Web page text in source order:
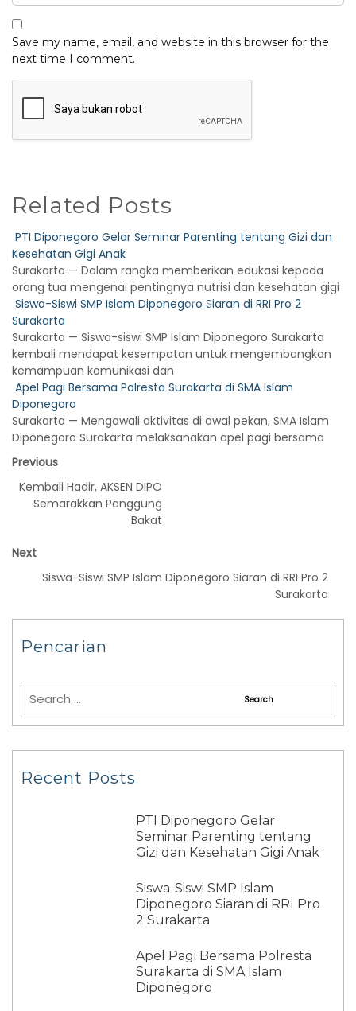
Save my name, email, and website in this browser for the
next time I comment.
Related Posts
PTI Diponegoro Gelar Seminar Parenting tentang Gizi dan
Kesehatan Gigi Anak
Surakarta — Dalam rangka memberikan edukasi kepada
orang tua mengenai pentingnya nutrisi dan kesehatan gigi
Siswa-Siswi SMP Islam Diponegoro Siaran di RRI Pro 2
Surakarta
Surakarta — Siswa-siswi SMP Islam Diponegoro Surakarta
kembali mendapat kesempatan untuk mengembangkan
kemampuan komunikasi dan
Apel Pagi Bersama Polresta Surakarta di SMA Islam
Diponegoro
Surakarta — Mengawali aktivitas di awal pekan, SMA Islam
Diponegoro Surakarta melaksanakan apel pagi bersama
Previous
Kembali Hadir, AKSEN DIPO
Semarakkan Panggung
Bakat
Next
Siswa-Siswi SMP Islam Diponegoro Siaran di RRI Pro 2
Surakarta
Pencarian
Recent Posts
PTI Diponegoro Gelar
Seminar Parenting tentang
Gizi dan Kesehatan Gigi Anak
Siswa-Siswi SMP Islam
Diponegoro Siaran di RRI Pro
2 Surakarta
Apel Pagi Bersama Polresta
Surakarta di SMA Islam
Diponegoro